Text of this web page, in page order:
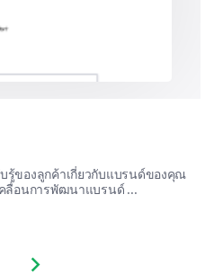
ความชอบด้านราคาและ
กำหนดราคา ข้อมูลของคุณ
การช่วยให้เราเข้าใจ
.
ไม่แพง
สำหรับคุณสมบัติเพิ่มเติม
ของลูกค้าเกี่ยวกับแบรนด์ของคุณ
ลื่อนการพัฒนาแบรนด์ ...
slide
Next slide